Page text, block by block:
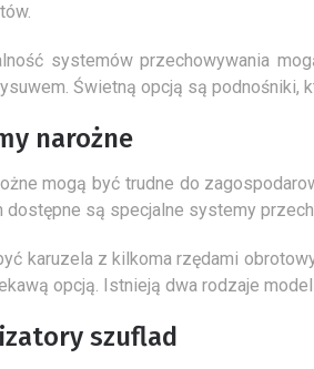
systemów przechowywania
Świetną opcją są
narożne
mogą być trudne do
dostępne są specjalne systemy
karuzela z kilkoma rzędami
opcją. Istnieją dwa rodzaje
szuflad